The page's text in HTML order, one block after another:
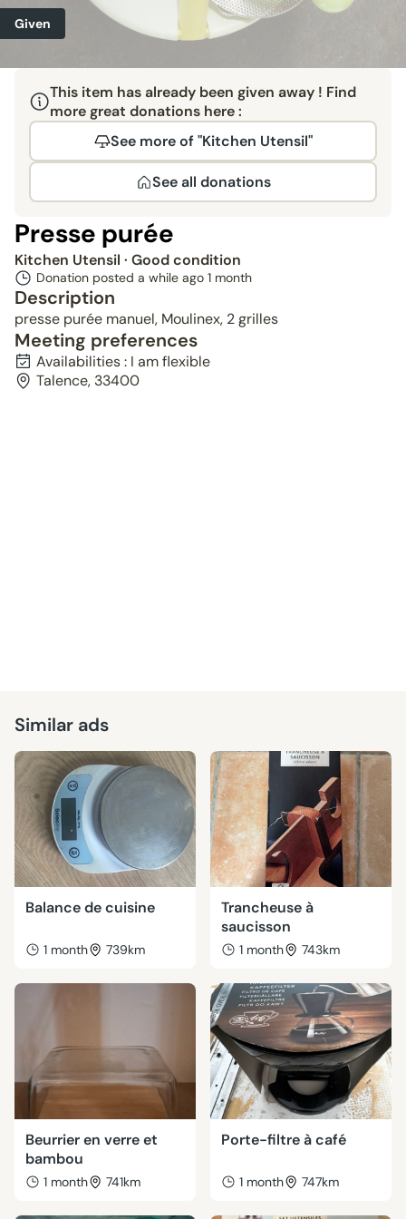
Given
This item has already been given away ! Find
more great donations here :
See more of "Kitchen Utensil"
See all donations
Presse purée
Kitchen Utensil · Good condition
Donation posted a while ago 1 month
Description
presse purée manuel, Moulinex, 2 grilles
Meeting preferences
Availabilities : I am flexible
Talence, 33400
Similar ads
Balance de cuisine
1 month 739km
Trancheuse à
saucisson
1 month 743km
Beurrier en verre et
bambou
1 month 741km
Porte-filtre à café
1 month 747km